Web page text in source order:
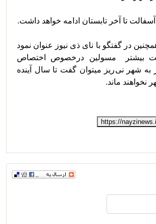
نخواهند ماند.
https://